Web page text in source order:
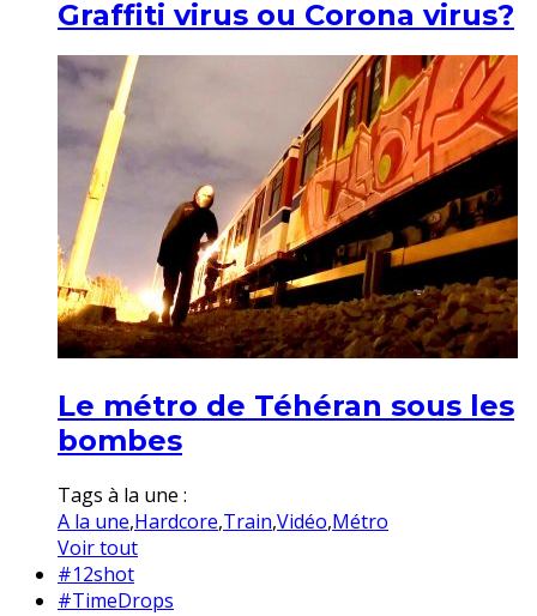
Graffiti virus ou Corona virus?
Le métro de Téhéran sous les
bombes
Tags à la une :
A la une,Hardcore,Train,Vidéo,Métro
Voir tout
#12shot
#TimeDrops